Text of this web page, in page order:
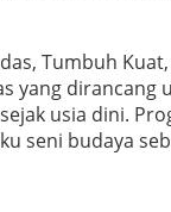
Tumbuh
yang dirancang
usia dini.
seni budaya